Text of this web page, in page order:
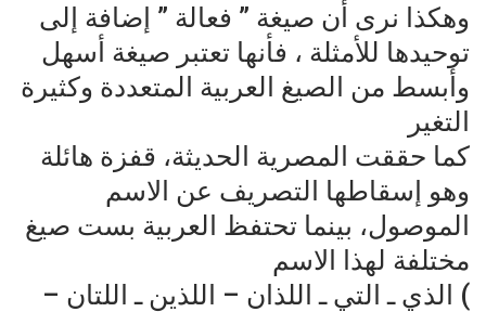
وهكذا نرى أن صيغة ” فعالة ” إضافة إلى
توحيدها للأمثلة ، فأنها تعتبر صيغة أسهل
وأبسط من الصيغ العربية المتعددة وكثيرة
التغير
كما حققت المصرية الحديثة، قفزة هائلة
وهو إسقاطها التصريف عن الاسم
الموصول، بينما تحتفظ العربية بست صيغ
مختلفة لهذا الاسم
) الذي ـ التي ـ اللذان – اللذين ـ اللتان –